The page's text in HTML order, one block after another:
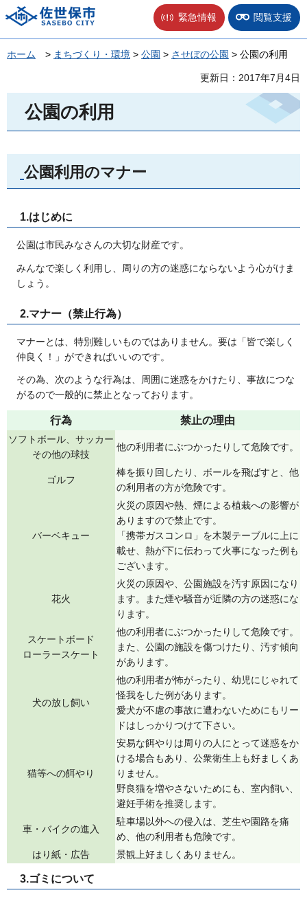
佐世保市 緊急情報 閲覧支援
ホーム > まちづくり・環境 > 公園 > させぼの公園 > 公園の利用
更新日：2017年7月4日
公園の利用
公園利用のマナー
1.はじめに
公園は市民みなさんの大切な財産です。
みんなで楽しく利用し、周りの方の迷惑にならないよう心がけま
しょう。
2.マナー（禁止行為）
マナーとは、特別難しいものではありません。要は「皆で楽しく
仲良く！」ができればいいのです。
その為、次のような行為は、周囲に迷惑をかけたり、事故につな
がるので一般的に禁止となっております。
行為 禁止の理由
ソフトボール、サッカー
その他の球技
他の利用者にぶつかったりして危険です。
ゴルフ
棒を振り回したり、ボールを飛ばすと、他
の利用者の方が危険です。
バーベキュー
火災の原因や熱、煙による植栽への影響が
ありますので禁止です。
「携帯ガスコンロ」を木製テーブルに上に
載せ、熱が下に伝わって火事になった例も
ございます。
花火
火災の原因や、公園施設を汚す原因になり
ます。また煙や騒音が近隣の方の迷惑にな
ります。
スケートボード
ローラースケート
他の利用者にぶつかったりして危険です。
また、公園の施設を傷つけたり、汚す傾向
があります。
犬の放し飼い
他の利用者が怖がったり、幼児にじゃれて
怪我をした例があります。
愛犬が不慮の事故に遭わないためにもリー
ドはしっかりつけて下さい。
猫等への餌やり
安易な餌やりは周りの人にとって迷惑をか
ける場合もあり、公衆衛生上も好ましくあ
りません。
野良猫を増やさないためにも、室内飼い、
避妊手術を推奨します。
車・バイクの進入
駐車場以外への侵入は、芝生や園路を痛
め、他の利用者も危険です。
はり紙・広告
景観上好ましくありません。
3.ゴミについて